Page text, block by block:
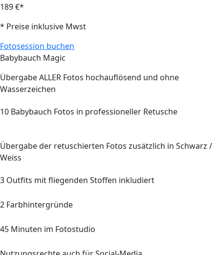
189 €*
* Preise inklusive Mwst
Fotosession buchen
Babybauch Magic
ÜbergabeALLER Fotos hochauflösend und ohne
Wasserzeichen
10 Babybauch Fotos in professioneller Retusche
Übergabe der retuschierten Fotos zusätzlich in Schwarz /
Weiss
3 Outfits mit fliegenden Stoffen inkludiert
2 Farbhintergründe
45 Minuten im Fotostudio